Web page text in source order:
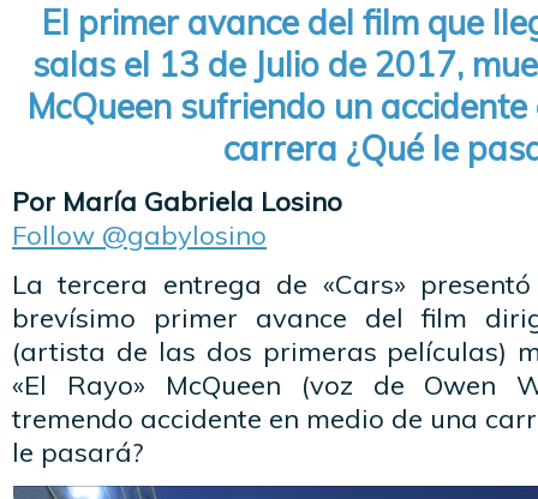
El primer avance del film que
salas el 13 de Julio de 2017,
McQueen sufriendo un
carrera ¿Qué le
Por María Gabriela Losino
Follow @gabylosino
La tercera entrega de «Cars»
brevísimo primer avance del film
(artista de las dos primeras películas)
«El Rayo» McQueen (voz de Owen
tremendo accidente en medio de una
le pasará?